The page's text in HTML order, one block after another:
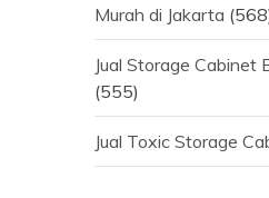
Murah di Jakarta
Jual Storage Cabinet
(555)
Jual Toxic Storage